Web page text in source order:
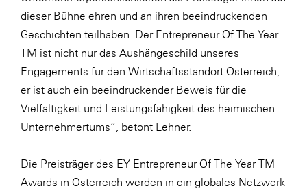
dieser Bühne ehren und an ihren beeindruckenden
Geschichten teilhaben. Der Entrepreneur Of The Year
TM ist nicht nur das Aushängeschild unseres
Engagements für den Wirtschaftsstandort Österreich,
er ist auch ein beeindruckender Beweis für die
Vielfältigkeit und Leistungsfähigkeit des heimischen
Unternehmertums“, betont Lehner.
Die Preisträger des EY Entrepreneur Of The Year TM
Awards in Österreich werden in ein globales Netzwerk